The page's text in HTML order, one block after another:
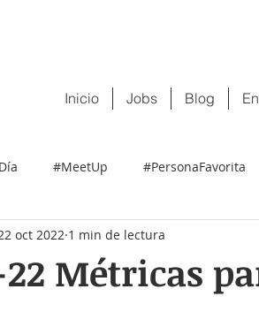
Inicio Jobs Blog
#MeetUp #PersonaFavorita
Métricas
oct 2022 1 min de lectura